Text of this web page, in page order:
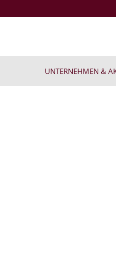
UNTERNEHMEN &